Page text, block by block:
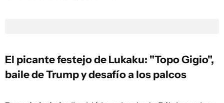
El picante festejo de Lukaku: "Topo Gigio",
baile de Trump y desafío a los palcos